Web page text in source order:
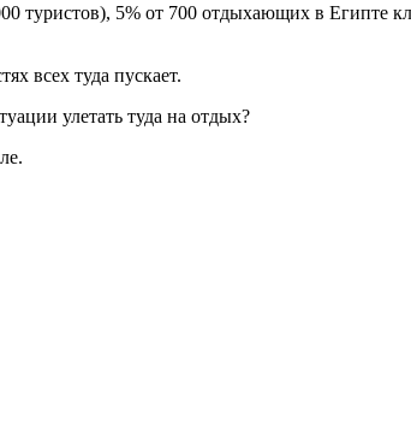
ту­ристов), 5% от 700 отдыхающих в Египте
всех туда пускает.
улетать туда на отдых?